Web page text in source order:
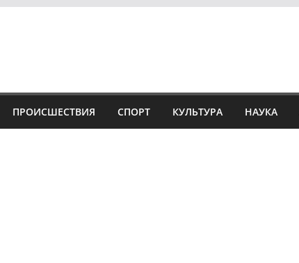
ПРОИСШЕСТВИЯ СПОРТ КУЛЬТУРА НАУКА